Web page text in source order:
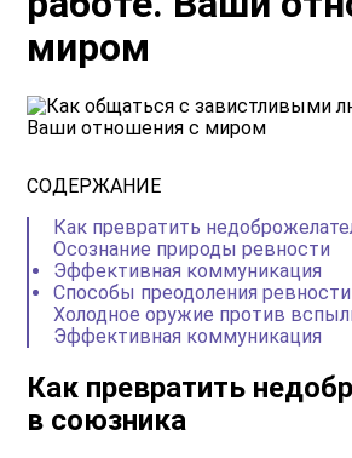
миром
СОДЕРЖАНИЕ
Как превратить
Осознание природы ревности
Эффективная коммуникация
Способы преодоления
Холодное оружие против
Эффективная коммуникация
Как превратить
в союзника